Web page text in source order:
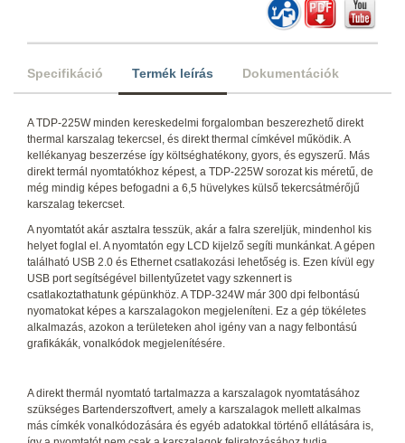
Specifikáció Termék leírás Dokumentációk
A TDP-225W minden kereskedelmi forgalomban beszerezhető direkt
thermal karszalag tekercsel, és direkt thermal címkével működik. A
kellékanyag beszerzése így költséghatékony, gyors, és egyszerű. Más
direkt termál nyomtatókhoz képest, a TDP-225W sorozat kis méretű, de
még mindig képes befogadni a 6,5 hüvelykes külső tekercsátmérőjű
karszalag tekercset.
A nyomtatót akár asztalra tesszük, akár a falra szereljük, mindenhol kis
helyet foglal el. A nyomtatón egy LCD kijelző segíti munkánkat. A gépen
található USB 2.0 és Ethernet csatlakozási lehetőség is. Ezen kívül egy
USB port segítségével billentyűzetet vagy szkennert is
csatlakoztathatunk gépünkhöz. A TDP-324W már 300 dpi felbontású
nyomatokat képes a karszalagokon megjeleníteni. Ez a gép tökéletes
alkalmazás, azokon a területeken ahol igény van a nagy felbontású
grafikákák, vonalkódok megjelenítésére.
A direkt thermál nyomtató tartalmazza a karszalagok nyomtatásához
szükséges Bartenderszoftvert, amely a karszalagok mellett alkalmas
más címkék vonalkódozására és egyéb adatokkal történő ellátására is,